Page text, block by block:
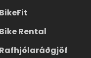
BikeFit
Bike Rental
Rafhjólaráðgjöf